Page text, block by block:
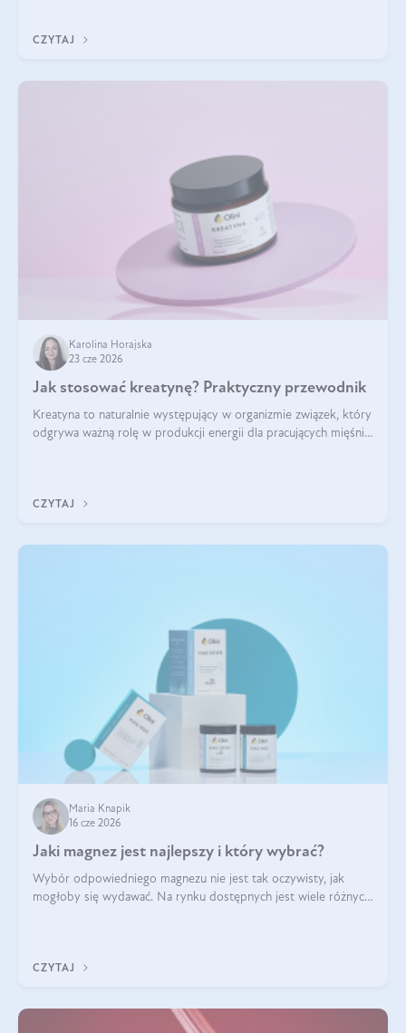
CZYTAJ
Karolina Horajska
23 cze 2026
Jak stosować kreatynę? Praktyczny przewodnik
Kreatyna to naturalnie występujący w organizmie związek, który
odgrywa ważną rolę w produkcji energii dla pracujących mięśni.
CZYTAJ
Maria Knapik
16 cze 2026
Jaki magnez jest najlepszy i który wybrać?
Wybór odpowiedniego magnezu nie jest tak oczywisty, jak
mogłoby się wydawać. Na rynku dostępnych jest wiele różnych
CZYTAJ